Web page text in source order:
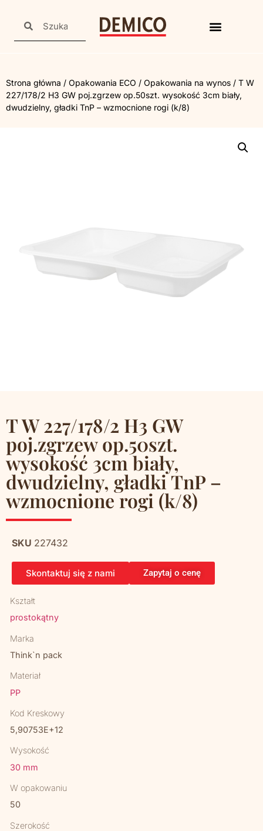
Strona główna / Opakowania ECO / Opakowania na wynos / T W
227/178/2 H3 GW poj.zgrzew op.50szt. wysokość 3cm biały,
dwudzielny, gładki TnP – wzmocnione rogi (k/8)
T W 227/178/2 H3 GW
poj.zgrzew op.50szt.
wysokość 3cm biały,
dwudzielny, gładki TnP –
wzmocnione rogi (k/8)
SKU 227432
Skontaktuj się z nami Zapytaj o cenę
Kształt
prostokątny
Marka
Think`n pack
Materiał
PP
Kod Kreskowy
5,90753E+12
Wysokość
30 mm
W opakowaniu
50
Szerokość